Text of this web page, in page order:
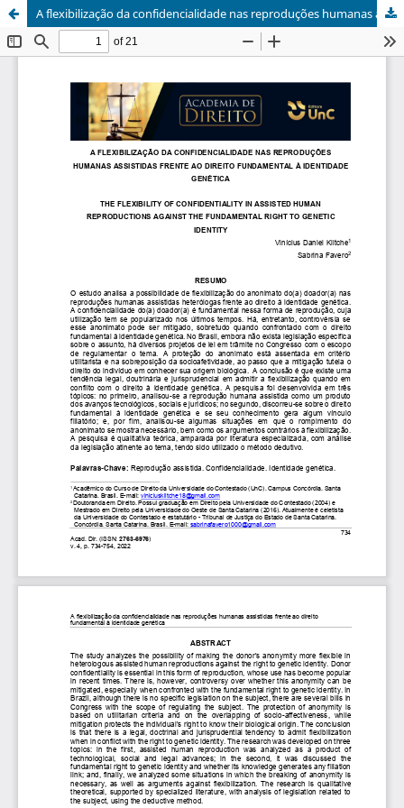
A flexibilização da confidencialidade nas reproduções humanas assistidas frente ao direito fundamental à identidade genética